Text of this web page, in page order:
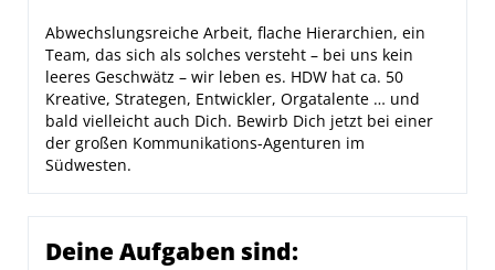
Abwechslungsreiche Arbeit, flache Hierarchien, ein
Team, das sich als solches versteht – bei uns kein
leeres Geschwätz – wir leben es. HDW hat ca. 50
Kreative, Strategen, Entwickler, Orgatalente … und
bald vielleicht auch Dich. Bewirb Dich jetzt bei einer
der großen Kommunikations-Agenturen im
Südwesten.
Deine Aufgaben sind: